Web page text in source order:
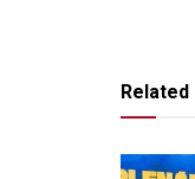
Related